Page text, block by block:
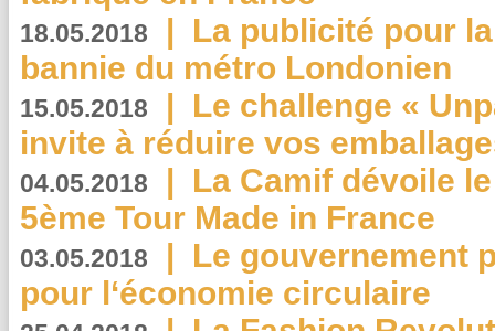
18.05.2018 | La publicité pour
bannie du métro Londonien
15.05.2018 | Le challenge «
invite à réduire vos
04.05.2018 | La Camif dévoile
5ème Tour Made in France
03.05.2018 | Le gouvernement
pour l‘économie circulaire